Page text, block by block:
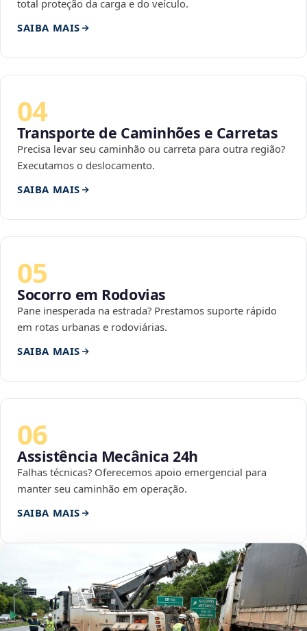
total proteção da carga e do veículo.
SAIBA MAIS
04
Transporte de Caminhões e Carretas
Precisa levar seu caminhão ou carreta para outra região?
Executamos o deslocamento.
SAIBA MAIS
05
Socorro em Rodovias
Pane inesperada na estrada? Prestamos suporte rápido
em rotas urbanas e rodoviárias.
SAIBA MAIS
06
Assistência Mecânica 24h
Falhas técnicas? Oferecemos apoio emergencial para
manter seu caminhão em operação.
SAIBA MAIS